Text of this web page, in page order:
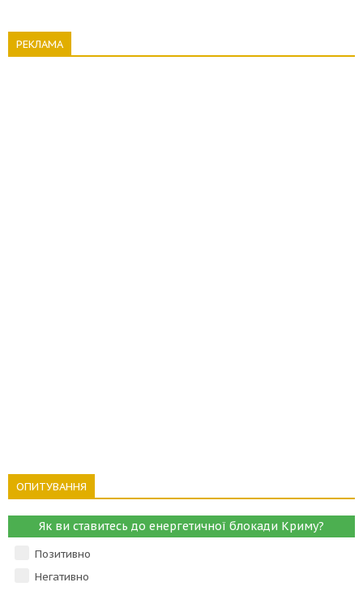
РЕКЛАМА
ОПИТУВАННЯ
Як ви ставитесь до енергетичної блокади Криму?
Позитивно
Негативно